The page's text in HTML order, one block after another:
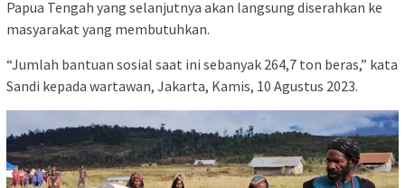
Papua Tengah yang selanjutnya akan langsung diserahkan ke
masyarakat yang membutuhkan.
“Jumlah bantuan sosial saat ini sebanyak 264,7 ton beras,” kata
Sandi kepada wartawan, Jakarta, Kamis, 10 Agustus 2023.